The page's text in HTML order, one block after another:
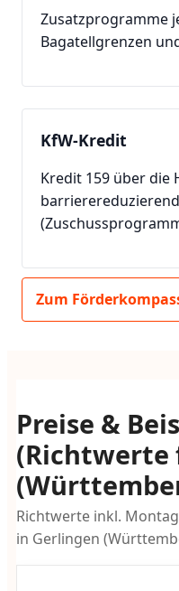
Zusatzprogramme
Bagatellgrenzen
KfW-Kredit
Kredit 159 über die
Zum
Preise &
(Richtwerte
Richtwerte inkl.
in Gerlingen